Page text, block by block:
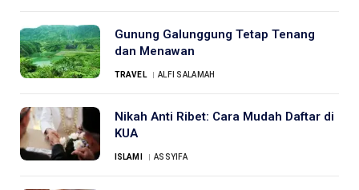
Gunung Galunggung Tetap Tenang
dan Menawan
TRAVEL ALFI SALAMAH
Nikah Anti Ribet: Cara Mudah Daftar di
KUA
ISLAMI ASSYIFA